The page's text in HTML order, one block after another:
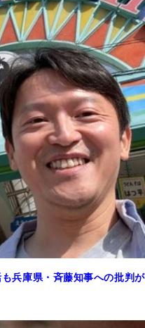
兵庫県・斉藤知事への批判が